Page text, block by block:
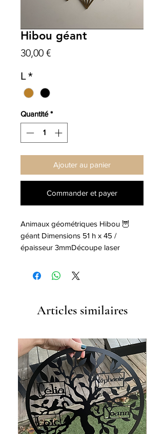
Hibou géant
30,00 €Prix
L*
Quantité *
Ajouter au panier
Commander et payer
Animaux géométriques Hibou 🦉
géant Dimensions 51 h x 45 /
épaisseur 3mmDécoupe laser
Articles similaires